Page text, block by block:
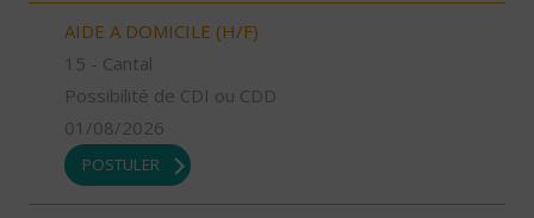
AIDE A DOMICILE (H/F)
15 - Cantal
Possibilité de CDI ou CDD
01/08/2026
POSTULER